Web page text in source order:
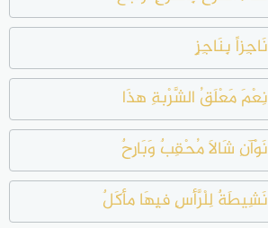
نَاجِزاً بِنَاجِزٍ
نِعْمَ مَعْلَقُ الشَّرْبةِ هذَا
نَوْآنِ شَالاَ مُحْقِبٌ وَبَارِحٌ
نَشِيطَةٌ لِلْرَّأسِ فيِهَا مأكَلٌ